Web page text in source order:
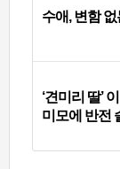
수애, 변함
‘견미리 딸’
미모에 반전